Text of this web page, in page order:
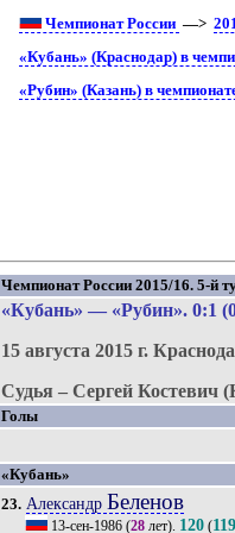
Чемпионат России —>
«Кубань» (Краснодар) в
«Рубин» (Казань) в
Чемпионат России 2015/16. 5-й
«Кубань» — «Рубин». 0:1
15 августа 2015 г.
Судья – Сергей Костевич
Голы
«Кубань»
23. Александр Беленов
13-сен-1986 (28 лет). 120 (